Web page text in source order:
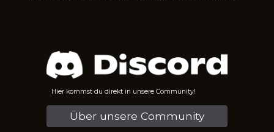
Hier kommst du direkt in unsere Community!
Über unsere Community